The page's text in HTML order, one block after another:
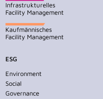
Infrastrukturelles
Facility Management
Kaufmännisches
Facility Management
ESG
Environment
Social
Governance